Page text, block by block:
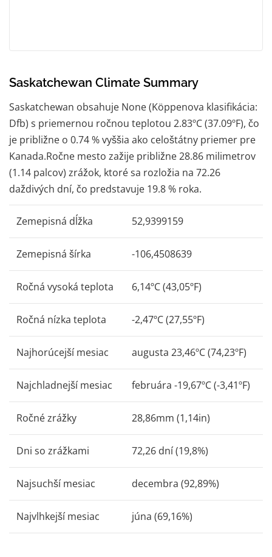
Saskatchewan Climate Summary
Saskatchewan obsahuje None (Köppenova klasifikácia:
Dfb) s priemernou ročnou teplotou 2.83ºC (37.09ºF), čo
je približne o 0.74 % vyššia ako celoštátny priemer pre
Kanada.Ročne mesto zažije približne 28.86 milimetrov
(1.14 palcov) zrážok, ktoré sa rozložia na 72.26
daždivých dní, čo predstavuje 19.8 % roka.
Zemepisná dĺžka 52,9399159
Zemepisná šírka -106,4508639
Ročná vysoká teplota 6,14ºC (43,05ºF)
Ročná nízka teplota -2,47ºC (27,55ºF)
Najhorúcejší mesiac augusta 23,46ºC (74,23ºF)
Najchladnejší mesiac februára -19,67ºC (-3,41ºF)
Ročné zrážky 28,86mm (1,14in)
Dni so zrážkami 72,26 dní (19,8%)
Najsuchší mesiac decembra (92,89%)
Najvlhkejší mesiac júna (69,16%)